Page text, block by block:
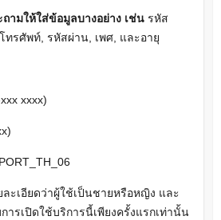
ามให้ใส่ข้อมูลบางอย่าง เช่น รหัส
ทรศัพท์, รหัสผ่าน, เพศ, และอายุ
xxxx)
ละเอียดว่าผู้ใช้เป็นชายหรือหญิง และ
ารเปิดใช้บริการนี้เพียงครั้งแรกเท่านั้น